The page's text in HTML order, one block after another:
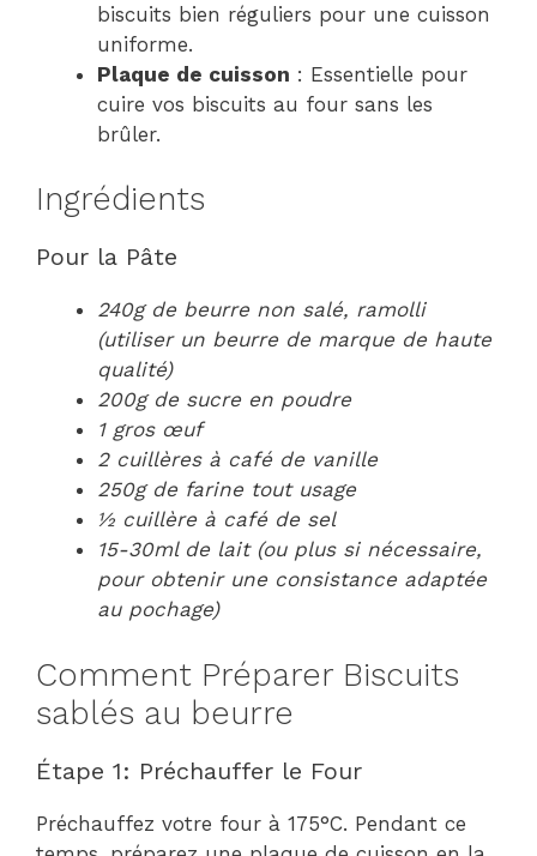
biscuits bien réguliers pour une cuisson
uniforme.
Plaque de cuisson : Essentielle pour
cuire vos biscuits au four sans les
brûler.
Ingrédients
Pour la Pâte
240g de beurre non salé, ramolli
(utiliser un beurre de marque de haute
qualité)
200g de sucre en poudre
1 gros œuf
2 cuillères à café de vanille
250g de farine tout usage
½ cuillère à café de sel
15-30ml de lait (ou plus si nécessaire,
pour obtenir une consistance adaptée
au pochage)
Comment Préparer Biscuits
sablés au beurre
Étape 1: Préchauffer le Four
Préchauffez votre four à 175°C. Pendant ce